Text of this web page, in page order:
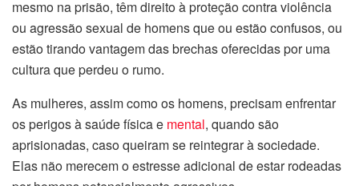
mesmo na prisão, têm direito à proteção contra violência
ou agressão sexual de homens que ou estão confusos, ou
estão tirando vantagem das brechas oferecidas por uma
cultura que perdeu o rumo.
As mulheres, assim como os homens, precisam enfrentar
os perigos à saúde física e mental, quando são
aprisionadas, caso queiram se reintegrar à sociedade.
Elas não merecem o estresse adicional de estar rodeadas